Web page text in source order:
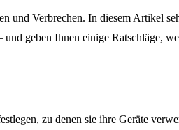
und Verbrechen. In diesem Artikel
geben Ihnen einige Ratschläge,
zu denen sie ihre Geräte